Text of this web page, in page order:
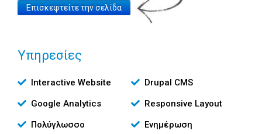
Website
Επισκεφτείτε την σελίδα
Υπηρεσίες
Υπηρεσίες
Interactive Website
Drupal CMS
Google Analytics
Responsive Layout
Πολύγλωσσο
Ενημέρωση